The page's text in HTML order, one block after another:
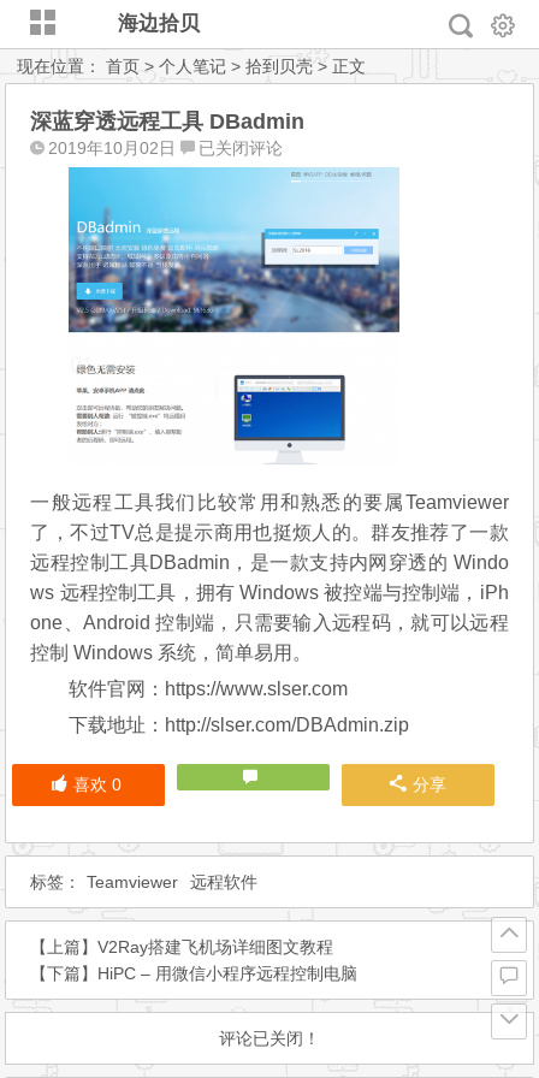
海边拾贝
现在位置：首页 >个人笔记 >拾到贝壳 > 正文
深蓝穿透远程工具 DBadmin
2019年10月02日
深
蓝
远
程
工
具
已关闭评论
一般远程工具我们比较常用和熟悉的要属Teamviewer
了，不过TV总是提示商用也挺烦人的。群友推荐了一款
远程控制工具DBadmin，是一款支持内网穿透的 Windo
ws 远程控制工具，拥有 Windows 被控端与控制端，iPh
one、Android 控制端，只需要输入远程码，就可以远程
控制 Windows 系统，简单易用。
软件官网：https://www.slser.com
下载地址：http://slser.com/DBAdmin.zip
喜欢 0 分享
标签： Teamviewer 远程软件
【上篇】V2Ray搭建飞机场详细图文教程
【下篇】 HiPC – 用微信小程序远程控制电脑
评论已关闭！